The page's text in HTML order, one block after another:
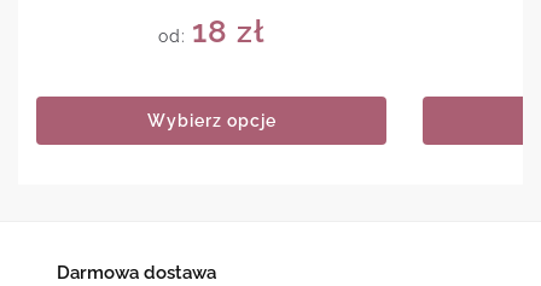
od: 18 zł
Wybierz opcje
Darmowa dostawa